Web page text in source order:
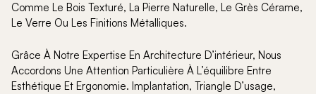
Comme Le Bois Texturé, La Pierre Naturelle, Le Grès Cérame,
Le Verre Ou Les Finitions Métalliques.
Grâce À Notre Expertise En Architecture D’intérieur, Nous
Accordons Une Attention Particulière À L’équilibre Entre
Esthétique Et Ergonomie. Implantation, Triangle D’usage,